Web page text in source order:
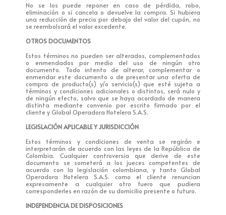
No se los puede reponer en caso de pérdida, robo,
eliminación o si cancela o devuelve la compra. Si hubiera
una reducción de precio por debajo del valor del cupón, no
se reembolsará el valor excedente.
OTROS DOCUMENTOS
Estos términos no pueden ser alterados, complementados
o enmendados por medio del uso de ningún otro
documento. Todo intento de alterar, complementar o
enmendar este documento o de presentar una oferta de
compra de producto(s) y/o servicio(s) que esté sujeta a
términos y condiciones adicionales o distintos, será nulo y
de ningún efecto, salvo que se haya acordado de manera
distinta mediante convenio por escrito firmado por el
cliente y Global Operadora Hotelera S.A.S.
LEGISLACIÓN APLICABLE Y JURISDICCIÓN
Estos términos y condiciones de venta se regirán e
interpretarán de acuerdo con las leyes de la República de
Colombia. Cualquier controversia que derive de este
documento se someterá a los jueces competentes de
acuerdo con la legislación colombiana, y tanto Global
Operadora Hotelera S.A.S. como el cliente renuncian
expresamente a cualquier otro fuero que pudiera
corresponderles en razón de su domicilio presente o futuro.
INDEPENDENCIA DE DISPOSICIONES